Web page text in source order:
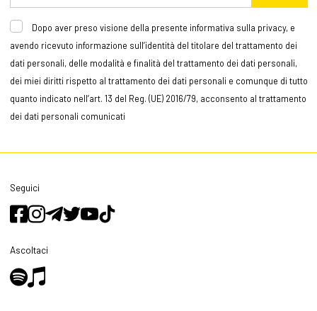
Dopo aver preso visione della presente informativa sulla privacy, e
avendo ricevuto informazione sull’identità del titolare del trattamento dei
dati personali, delle modalità e finalità del trattamento dei dati personali,
dei miei diritti rispetto al trattamento dei dati personali e comunque di tutto
quanto indicato nell’art. 13 del Reg. (UE) 2016/79, acconsento al trattamento
dei dati personali comunicati
Seguici
Ascoltaci